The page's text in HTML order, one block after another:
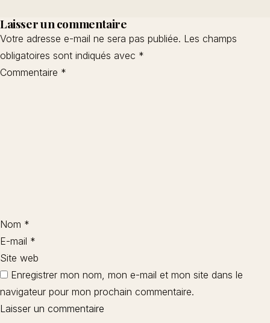
Laisser un commentaire
Votre adresse e-mail ne sera pas publiée. Les champs
obligatoires sont indiqués avec *
Commentaire *
Nom *
E-mail *
Site web
Enregistrer mon nom, mon e-mail et mon site dans le
navigateur pour mon prochain commentaire.